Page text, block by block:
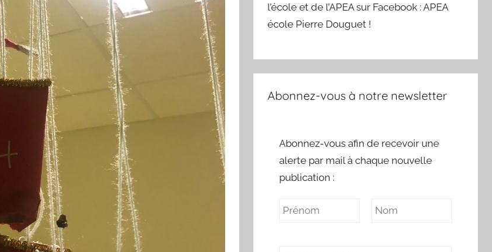
l’école et de l’APEA sur Facebook : APEA
école Pierre Douguet !
Abonnez-vous à notre newsletter
Abonnez-vous afin de recevoir une
alerte par mail à chaque nouvelle
publication :